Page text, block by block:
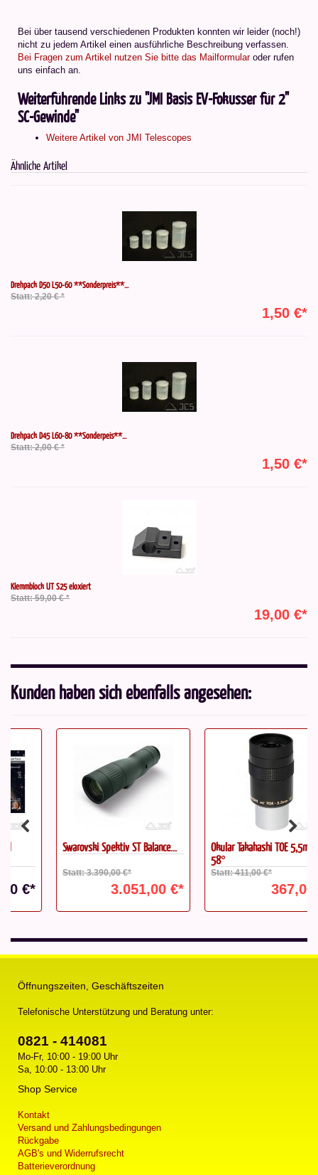
Bei über tausend verschiedenen Produkten konnten wir leider (noch!)
nicht zu jedem Artikel einen ausführliche Beschreibung verfassen.
Bei Fragen zum Artikel nutzen Sie bitte das Mailformularoder rufen
uns einfach an.
Weiterführende Links zu "JMI Basis EV-Fokusser für 2"
SC-Gewinde"
Weitere Artikel von JMI Telescopes
Ähnliche Artikel
Drehpack D50 L50-60 **Sonderpreis**...
Statt: 2,20 € *
1,50 €*
Drehpack D45 L60-80 **Sonderpeis**...
Statt: 2,00 € *
1,50 €*
Klemmblock UT S25 eloxiert
Statt: 59,00 € *
19,00 €*
Kunden haben sich ebenfalls angesehen:
Swarovski Spektiv ST Balance...
Statt: 3.390,00 €*
3.051,00 €*
Okular Takahashi TOE 5,5mm
Statt: 411,00 €*
367,00 €*
Öffnungszeiten, Geschäftszeiten
Telefonische Unterstützung und Beratung unter:
0821 - 414081
Mo-Fr, 10:00 - 19:00 Uhr
Sa, 10:00 - 13:00 Uhr
Shop Service
Kontakt
Versand und Zahlungsbedingungen
Rückgabe
AGB's und Widerrufsrecht
Batterieverordnung